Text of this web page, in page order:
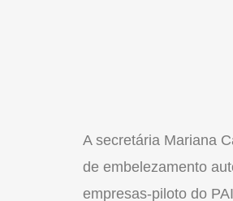
A secretária Mariana
de embelezamento
empresas-piloto do